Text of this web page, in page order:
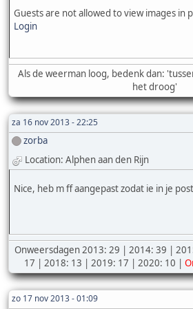
Guests are not allowed to view images in
Login
Als de weerman loog, bedenk dan:
het droog'
za 16 nov 2013 - 22:25
zorba
Location: Alphen aan den Rijn
Nice, heb m ff aangepast zodat ie in je
Onweersdagen 2013: 29 | 2014: 39 |
17 | 2018: 13 | 2019: 17 | 2020: 10 |
zo 17 nov 2013 - 01:09